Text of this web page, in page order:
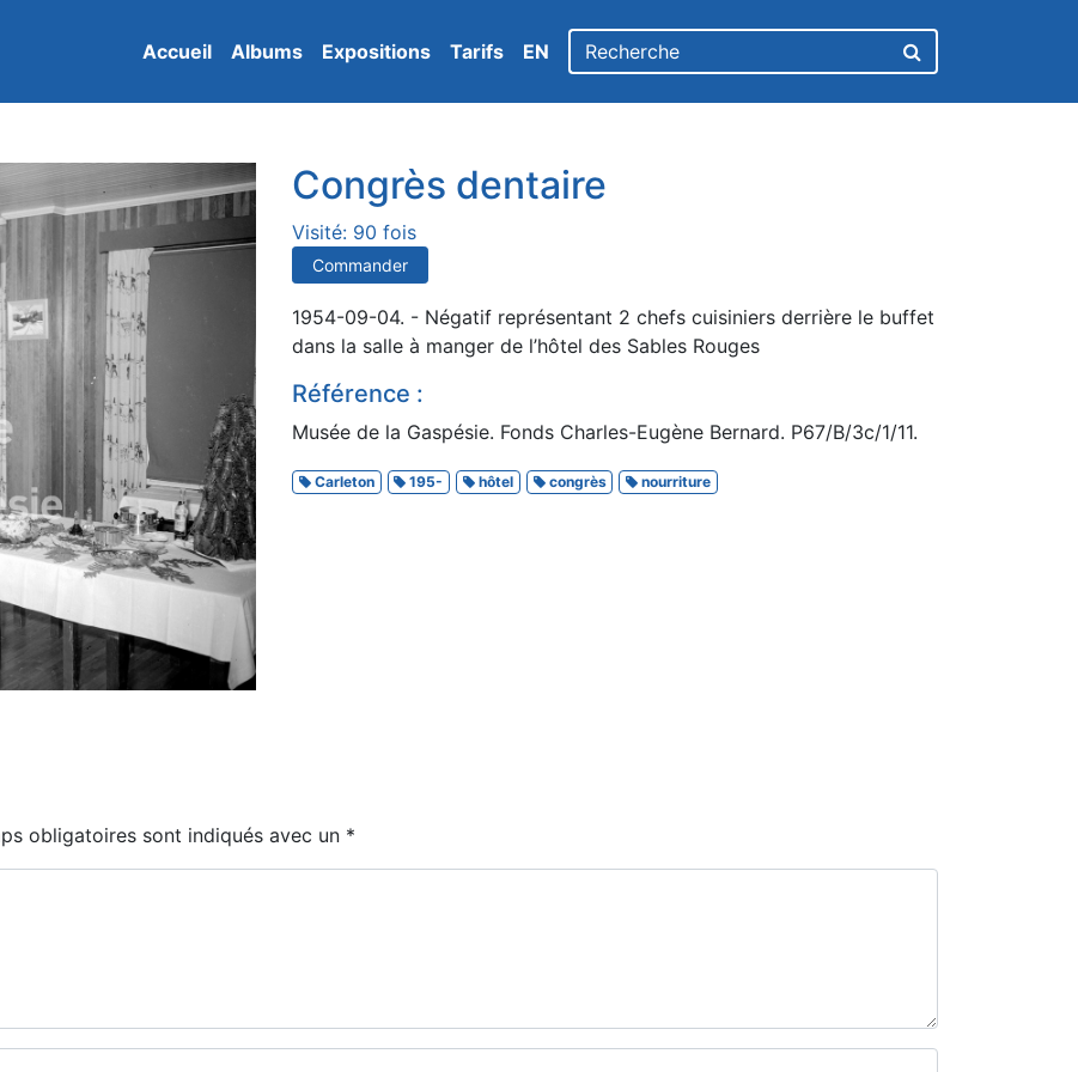
Accueil Albums Expositions Tarifs EN
Congrès dentaire
Visité: 90 fois
Commander
1954-09-04. - Négatif représentant 2 chefs cuisiniers derrière le buffet
dans la salle à manger de l’hôtel des Sables Rouges
Référence :
Musée de la Gaspésie. Fonds Charles-Eugène Bernard. P67/B/3c/1/11.
Carleton 195- hôtel congrès nourriture
obligatoires sont indiqués avec un *